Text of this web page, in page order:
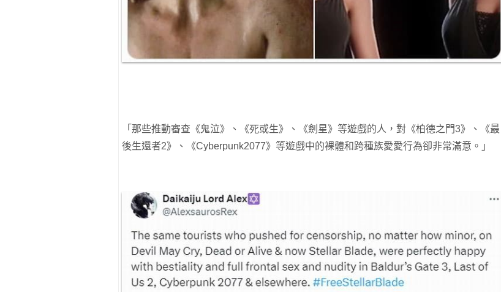
「那些推動審查《鬼泣》、《死或生》、《劍星》等遊戲的人，對《柏德之門3》、《最
後生還者2》、《Cyberpunk2077》等遊戲中的裸體和跨種族愛愛行為卻非常滿意。」